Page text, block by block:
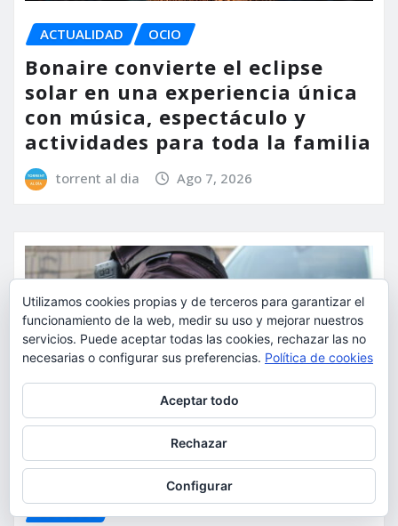
ACTUALIDAD OCIO
Bonaire convierte el eclipse
solar en una experiencia única
con música, espectáculo y
actividades para toda la familia
torrent al dia Ago 7, 2026
Utilizamos cookies propias y de terceros para garantizar el
funcionamiento de la web, medir su uso y mejorar nuestros
servicios. Puede aceptar todas las cookies, rechazar las no
necesarias o configurar sus preferencias. Política de cookies
Aceptar todo
Rechazar
Configurar
Para obtener más información, incluido cómo gestionar las cookies,